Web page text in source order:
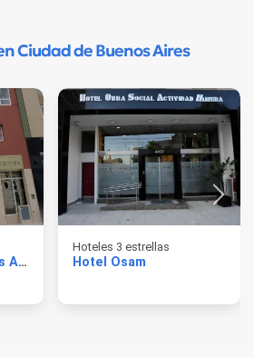
Ciudad de Buenos Aires
Hotel AOMA Buenos Aires
Hoteles 3 estrellas
Hotel Osam